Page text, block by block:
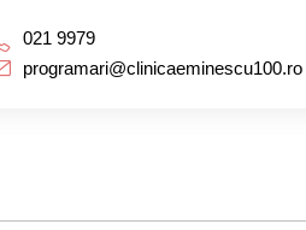
021 9979
programari@clinicaeminescu100.ro